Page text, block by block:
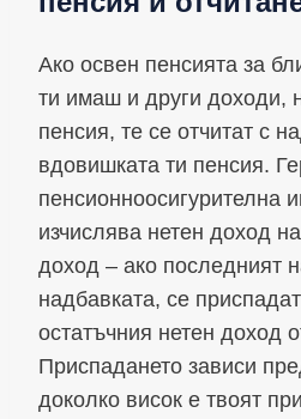
Ако освен пенсията за
ти имаш и други доходи,
пенсия, те се отчитат с
вдовишката ти пенсия.
пенсионноосигурителна
изчислява нетен доход
доход – ако последният
надбавката, се
остатъчния нетен доход
Приспадането зависи
доколко висок е твоят